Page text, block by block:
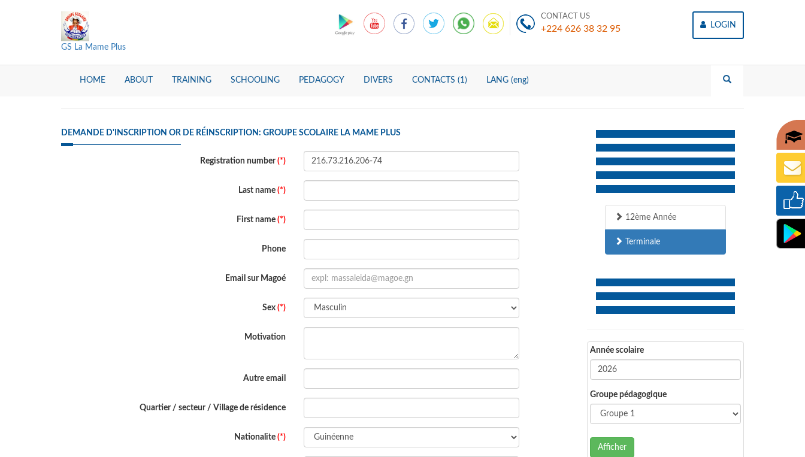
GS La Mame Plus
CONTACT US
+224 626 38 32 95 LOGIN
HOME ABOUT TRAINING SCHOOLING PEDAGOGY DIVERS CONTACTS (1) LANG (eng)
DEMANDE D'INSCRIPTION OR DE RÉINSCRIPTION: GROUPE SCOLAIRE LA MAME PLUS
Registration number(*)
Last name (*)
First name (*)
Phone
Email sur Magoé
Sex (*)
Motivation
Autre email
Quartier / secteur / Village de résidence
Nationalite (*)
12ème Année
Terminale
Année scolaire
Groupe pédagogique
Afficher